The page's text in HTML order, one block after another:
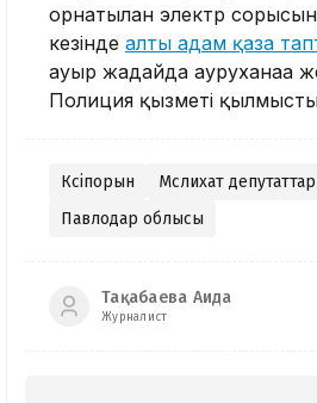
орнатылған электр
кезінде алты адам қаза
ауыр жағдайда ауруханаға
Полиция қызметі
Кәсіпорын Мәслихат
Павлодар облысы
Тақабаева Аида
Журналист